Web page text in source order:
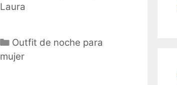
Laura
Categorías
Outfit de noche para
mujer